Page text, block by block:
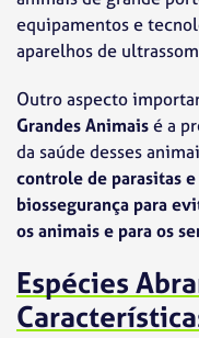
equipamentos e
aparelhos de
Outro aspecto
Grandes Animaisé a
da saúde desses
controle de parasitas
biossegurança para
os animais e para os
Espécies